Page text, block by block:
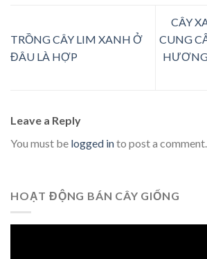
TRỒNG CÂY LIM XANH Ở
ĐÂU LÀ HỢP
CÂY
CUNG
Leave a Reply
You must be logged into post a comment.
HOẠT ĐỘNG BÁN CÂY GIỐNG